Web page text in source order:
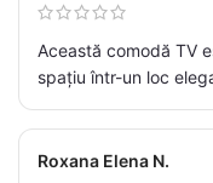
Această comodă TV
spațiu într-un loc
Roxana Elena N.